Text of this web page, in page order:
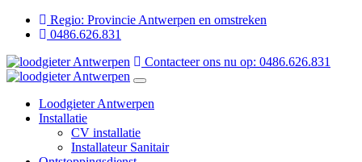
Regio: Provincie Antwerpen en omstreken
0486.626.831
Contacteer ons nu op: 0486.626.831
Loodgieter Antwerpen
Installatie
CV installatie
Installateur Sanitair